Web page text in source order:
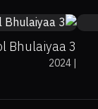
Bhulaiyaa 3
|
2024